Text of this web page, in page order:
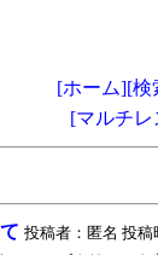
[ホーム][検
[マルチ
投稿者：匿名 投